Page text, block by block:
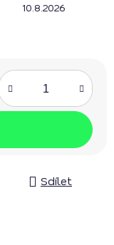
10.8.2026
Sdílet